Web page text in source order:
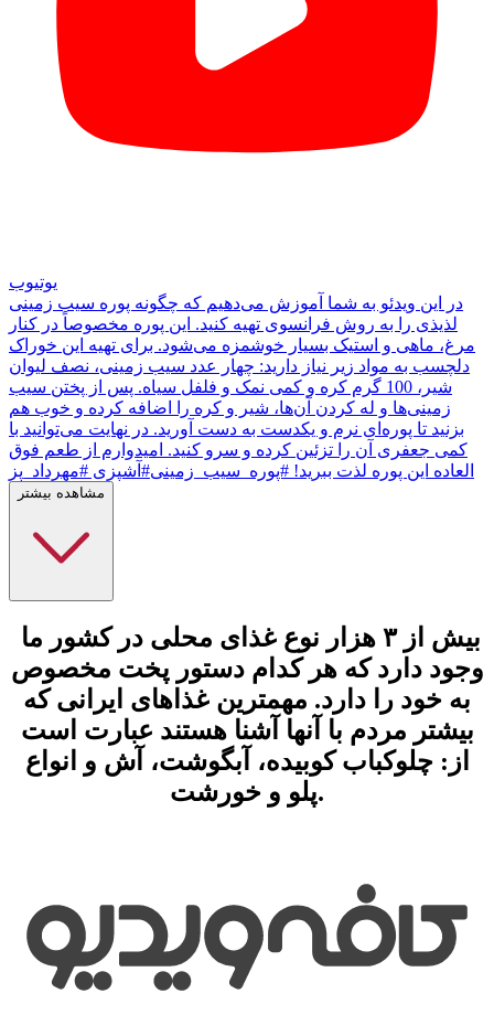
یوتیوب
در این ویدئو به شما آموزش می‌دهیم که چگونه پوره سیب زمینی
لذیذی را به روش فرانسوی تهیه کنید. این پوره مخصوصاً در کنار
مرغ، ماهی و استیک بسیار خوشمزه می‌شود. برای تهیه این خوراک
دلچسب به مواد زیر نیاز دارید: چهار عدد سیب زمینی، نصف لیوان
شیر، 100 گرم کره و کمی نمک و فلفل سیاه. پس از پختن سیب
زمینی‌ها و له کردن آن‌ها، شیر و کره را اضافه کرده و خوب هم
بزنید تا پوره‌ای نرم و یکدست به دست آورید. در نهایت می‌توانید با
کمی جعفری آن را تزئین کرده و سرو کنید. امیدوارم از طعم فوق
العاده این پوره لذت ببرید! #پوره_سیب_زمینی#آشپزی #مهرداد_پز
مشاهده بیشتر
وجود دارد که هر کدام دستور پخت مخصوص
به خود را دارد. مهمترین غذاهای ایرانیکه
بیشتر مردم با آنها آشنا هستند عبارت است
از: چلوکباب کوبیده، آبگوشت، آش و انواع
پلو و خورشت.